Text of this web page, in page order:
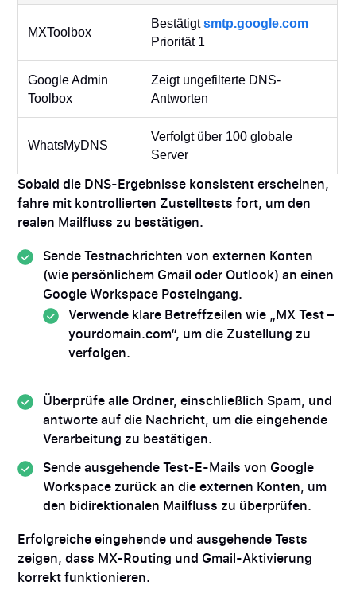
MXToolbox
Bestätigtsmtp.google.com
Priorität 1
Google Admin
Toolbox
Zeigt ungefilterte DNS-
Antworten
WhatsMyDNS
Verfolgt über 100 globale
Server
Sobald die DNS-Ergebnisse konsistent erscheinen,
fahre mit kontrollierten Zustelltests fort, um den
realen Mailfluss zu bestätigen.
Sende Testnachrichten von externen Konten
(wie persönlichem Gmail oder Outlook) an einen
Google Workspace Posteingang.
Verwende klare Betreffzeilen wie „MX Test –
yourdomain.com“, um die Zustellung zu
verfolgen.
Überprüfe alle Ordner, einschließlich Spam, und
antworte auf die Nachricht, um die eingehende
Verarbeitung zu bestätigen.
Sende ausgehende Test-E-Mails von Google
Workspace zurück an die externen Konten, um
den bidirektionalen Mailfluss zu überprüfen.
Erfolgreiche eingehende und ausgehende Tests
zeigen, dass MX-Routing und Gmail-Aktivierung
korrekt funktionieren.